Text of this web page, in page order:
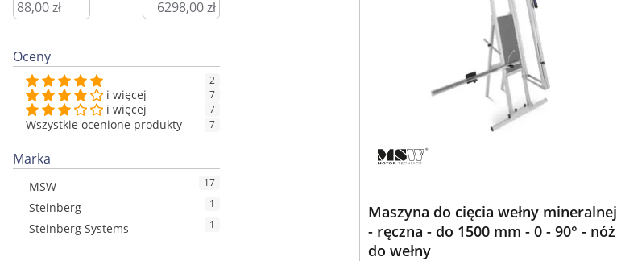
Oceny
2
i więcej 7
i więcej 7
Wszystkie ocenione produkty 7
Marka
MSW 17
Steinberg 1
Steinberg Systems 1
Maszyna do cięcia wełny mineralnej
- ręczna - do 1500 mm - 0 - 90° - nóż
do wełny